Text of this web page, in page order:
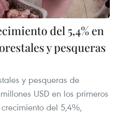
del 5,4% en
y pesqueras
y pesqueras de
USD en los primeros
del 5,4%,